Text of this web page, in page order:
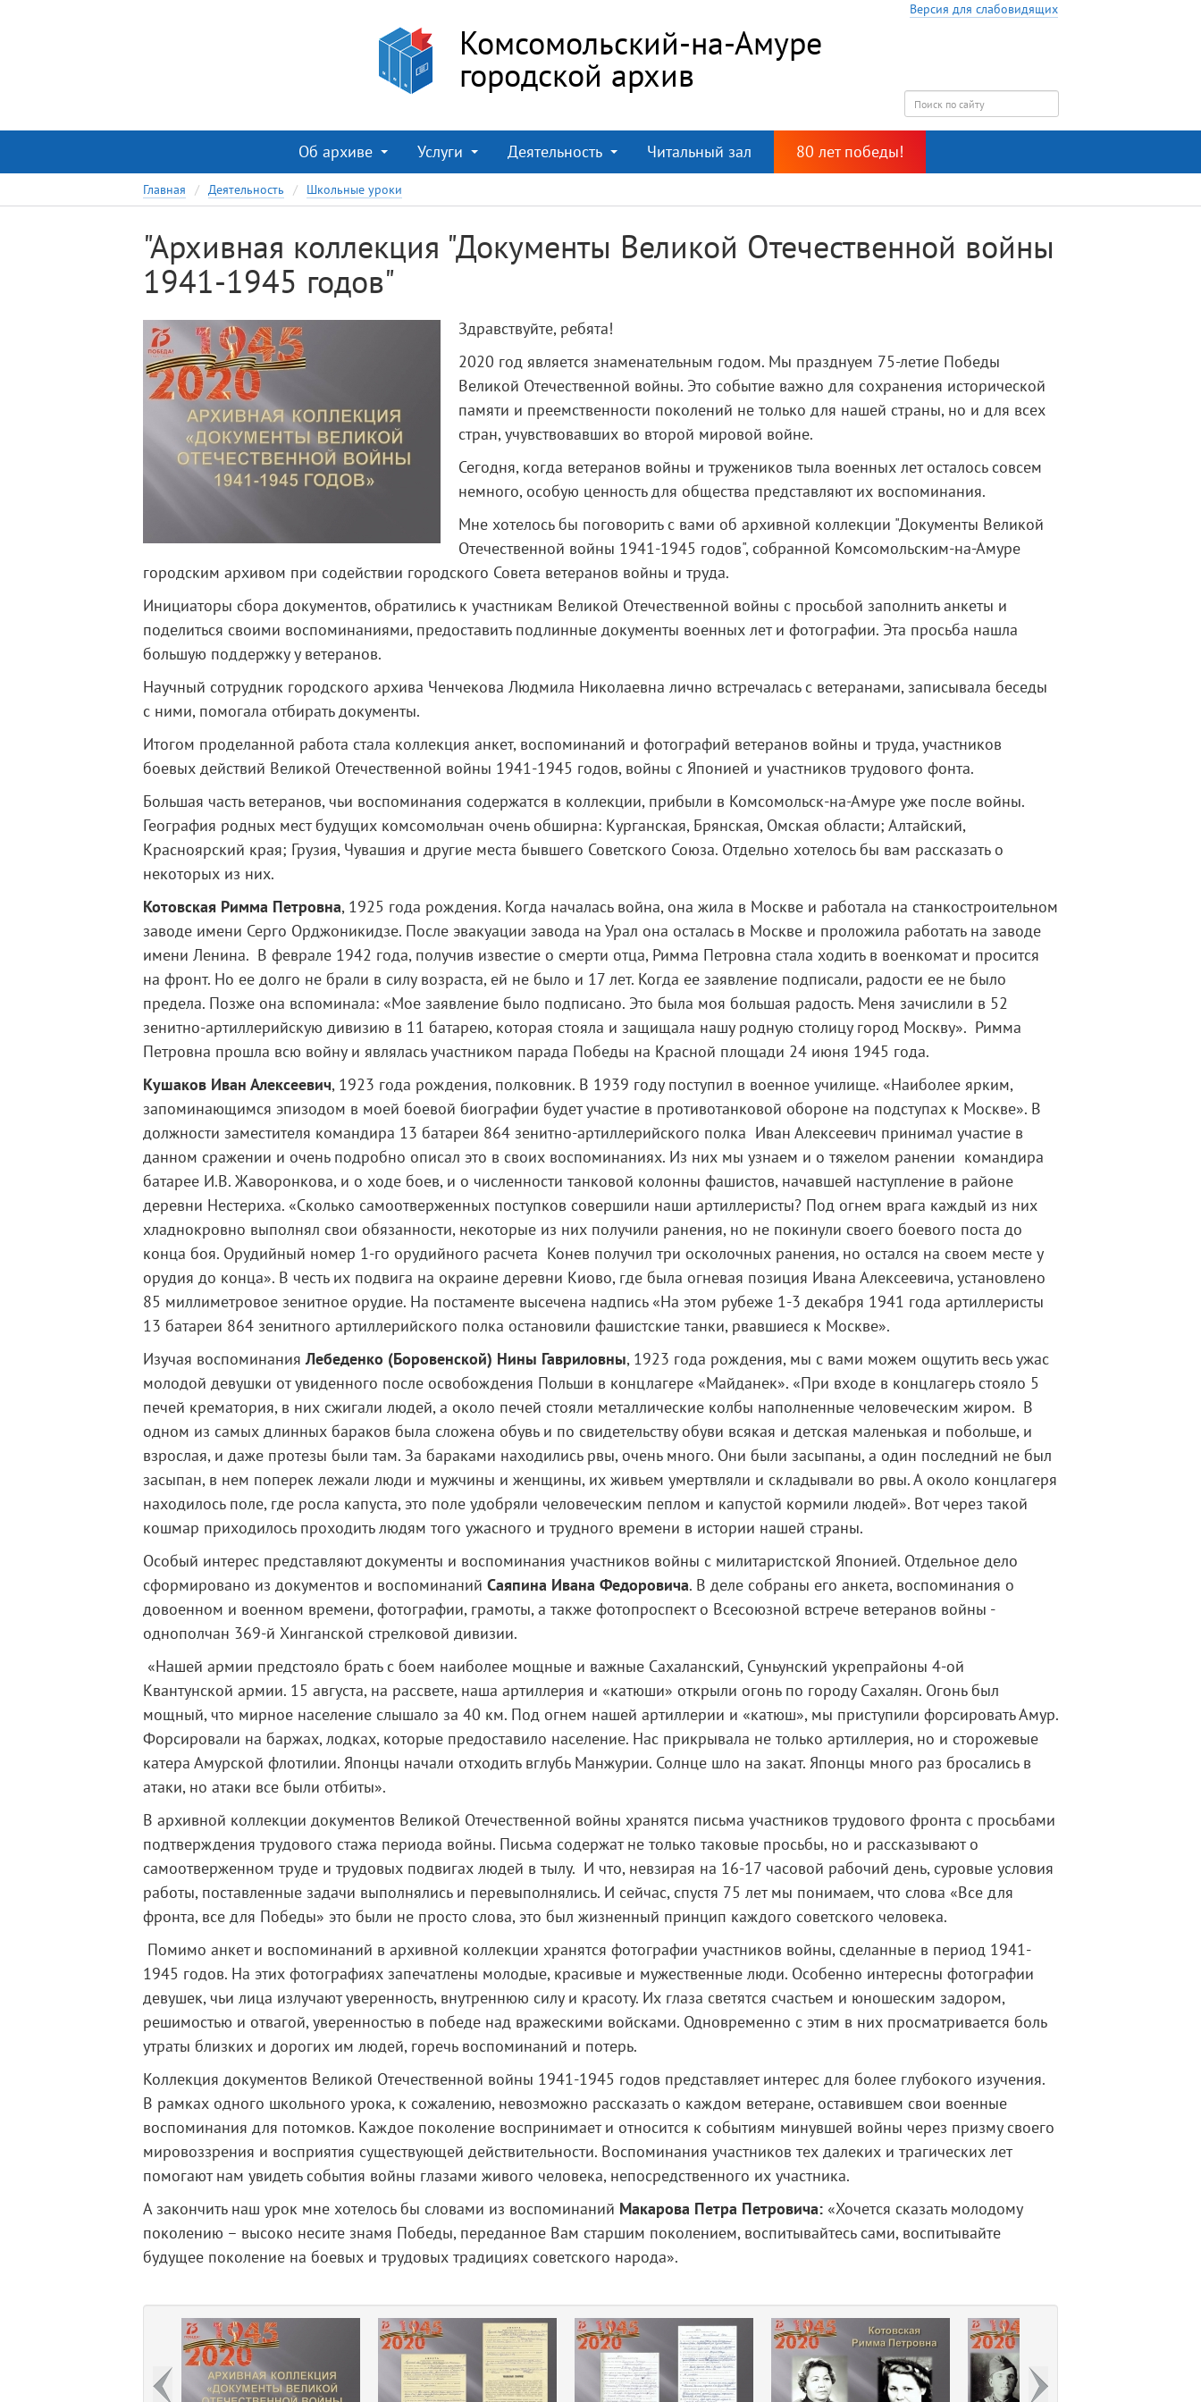
Версия для слабовидящих
Комсомольский-на-Амуре
городской архив
Об архиве Услуги Деятельность Читальный зал 80 лет победы!
Главная Деятельность Школьные уроки
"Архивная коллекция "Документы Великой Отечественной войны
1941-1945 годов"
Здравствуйте, ребята!
2020 год является знаменательным годом. Мы празднуем 75-летие Победы
Великой Отечественной войны. Это событие важно для сохранения исторической
памяти и преемственности поколений не только для нашей страны, но и для всех
стран, учувствовавших во второй мировой войне.
Сегодня, когда ветеранов войны и тружеников тыла военных лет осталось совсем
немного, особую ценность для общества представляют их воспоминания.
Мне хотелось бы поговорить с вами об архивной коллекции "Документы Великой
Отечественной войны 1941-1945 годов", собранной Комсомольским-на-Амуре
городским архивом при содействии городского Совета ветеранов войны и труда.
Инициаторы сбора документов, обратились к участникам Великой Отечественной войны с просьбой заполнить анкеты и
поделиться своими воспоминаниями, предоставить подлинные документы военных лет и фотографии. Эта просьба нашла
большую поддержку у ветеранов.
Научный сотрудник городского архива Ченчекова Людмила Николаевна лично встречалась с ветеранами, записывала беседы
с ними, помогала отбирать документы.
Итогом проделанной работа стала коллекция анкет, воспоминаний и фотографий ветеранов войны и труда, участников
боевых действий Великой Отечественной войны 1941-1945 годов, войны с Японией и участников трудового фонта.
Большая часть ветеранов, чьи воспоминания содержатся в коллекции, прибыли в Комсомольск-на-Амуре уже после войны.
География родных мест будущих комсомольчан очень обширна: Курганская, Брянская, Омская области; Алтайский,
Красноярский края; Грузия, Чувашия и другие места бывшего Советского Союза. Отдельно хотелось бы вам рассказать о
некоторых из них.
Котовская Римма Петровна, 1925 года рождения. Когда началась война, она жила в Москве и работала на станкостроительном
заводе имени Серго Орджоникидзе. После эвакуации завода на Урал она осталась в Москве и проложила работать на заводе
имени Ленина. В феврале 1942 года, получив известие о смерти отца, Римма Петровна стала ходить в военкомат и просится
на фронт. Но ее долго не брали в силу возраста, ей не было и 17 лет. Когда ее заявление подписали, радости ее не было
предела. Позже она вспоминала: «Мое заявление было подписано. Это была моя большая радость. Меня зачислили в 52
зенитно-артиллерийскую дивизию в 11 батарею, которая стояла и защищала нашу родную столицу город Москву». Римма
Петровна прошла всю войну и являлась участником парада Победы на Красной площади 24 июня 1945 года.
Кушаков Иван Алексеевич, 1923 года рождения, полковник. В 1939 году поступил в военное училище. «Наиболее ярким,
запоминающимся эпизодом в моей боевой биографии будет участие в противотанковой обороне на подступах к Москве». В
должности заместителя командира 13 батареи 864 зенитно-артиллерийского полка Иван Алексеевич принимал участие в
данном сражении и очень подробно описал это в своих воспоминаниях. Из них мы узнаем и о тяжелом ранении командира
батарее И.В. Жаворонкова, и о ходе боев, и о численности танковой колонны фашистов, начавшей наступление в районе
деревни Нестериха. «Сколько самоотверженных поступков совершили наши артиллеристы? Под огнем врага каждый из них
хладнокровно выполнял свои обязанности, некоторые из них получили ранения, но не покинули своего боевого поста до
конца боя. Орудийный номер 1-го орудийного расчета Конев получил три осколочных ранения, но остался на своем месте у
орудия до конца». В честь их подвига на окраине деревни Киово, где была огневая позиция Ивана Алексеевича, установлено
85 миллиметровое зенитное орудие. На постаменте высечена надпись «На этом рубеже 1-3 декабря 1941 года артиллеристы
13 батареи 864 зенитного артиллерийского полка остановили фашистские танки, рвавшиеся к Москве».
Изучая воспоминанияЛебеденко (Боровенской) Нины Гавриловны, 1923 года рождения, мы с вами можем ощутить весь ужас
молодой девушки от увиденного после освобождения Польши в концлагере «Майданек». «При входе в концлагерь стояло 5
печей крематория, в них сжигали людей, а около печей стояли металлические колбы наполненные человеческим жиром. В
одном из самых длинных бараков была сложена обувь и по свидетельству обуви всякая и детская маленькая и побольше, и
взрослая, и даже протезы были там. За бараками находились рвы, очень много. Они были засыпаны, а один последний не был
засыпан, в нем поперек лежали люди и мужчины и женщины, их живьем умертвляли и складывали во рвы. А около концлагеря
находилось поле, где росла капуста, это поле удобряли человеческим пеплом и капустой кормили людей». Вот через такой
кошмар приходилось проходить людям того ужасного и трудного времени в истории нашей страны.
Особый интерес представляют документы и воспоминания участников войны с милитаристской Японией. Отдельное дело
сформировано из документов и воспоминаний Саяпина Ивана Федоровича. В деле собраны его анкета, воспоминания о
довоенном и военном времени, фотографии, грамоты, а также фотопроспект о Всесоюзной встрече ветеранов войны -
однополчан 369-й Хинганской стрелковой дивизии.
«Нашей армии предстояло брать с боем наиболее мощные и важные Сахаланский, Суньунский укрепрайоны 4-ой
Квантунской армии. 15 августа, на рассвете, наша артиллерия и «катюши» открыли огонь по городу Сахалян. Огонь был
мощный, что мирное население слышало за 40 км. Под огнем нашей артиллерии и «катюш», мы приступили форсировать Амур.
Форсировали на баржах, лодках, которые предоставило население. Нас прикрывала не только артиллерия, но и сторожевые
катера Амурской флотилии. Японцы начали отходить вглубь Манжурии. Солнце шло на закат. Японцы много раз бросались в
атаки, но атаки все были отбиты».
В архивной коллекции документов Великой Отечественной войны хранятся письма участников трудового фронта с просьбами
подтверждения трудового стажа периода войны. Письма содержат не только таковые просьбы, но и рассказывают о
самоотверженном труде и трудовых подвигах людей в тылу. И что, невзирая на 16-17 часовой рабочий день, суровые условия
работы, поставленные задачи выполнялись и перевыполнялись. И сейчас, спустя 75 лет мы понимаем, что слова «Все для
фронта, все для Победы» это были не просто слова, это был жизненный принцип каждого советского человека.
Помимо анкет и воспоминаний в архивной коллекции хранятся фотографии участников войны, сделанные в период 1941-
1945 годов. На этих фотографиях запечатлены молодые, красивые и мужественные люди. Особенно интересны фотографии
девушек, чьи лица излучают уверенность, внутреннюю силу и красоту. Их глаза светятся счастьем и юношеским задором,
решимостью и отвагой, уверенностью в победе над вражескими войсками. Одновременно с этим в них просматривается боль
утраты близких и дорогих им людей, горечь воспоминаний и потерь.
Коллекция документов Великой Отечественной войны 1941-1945 годов представляет интерес для более глубокого изучения.
В рамках одного школьного урока, к сожалению, невозможно рассказать о каждом ветеране, оставившем свои военные
воспоминания для потомков. Каждое поколение воспринимает и относится к событиям минувшей войны через призму своего
мировоззрения и восприятия существующей действительности. Воспоминания участников тех далеких и трагических лет
помогают нам увидеть события войны глазами живого человека, непосредственного их участника.
А закончить наш урок мне хотелось бы словами из воспоминаний Макарова Петра Петровича: «Хочется сказать молодому
поколению – высоко несите знамя Победы, переданное Вам старшим поколением, воспитывайтесь сами, воспитывайте
будущее поколение на боевых и трудовых традициях советского народа».